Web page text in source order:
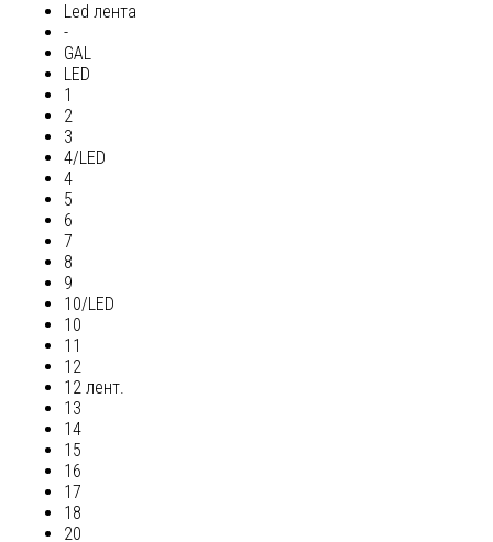
Led лента
-
GAL
LED
1
2
3
4/LED
4
5
6
7
8
9
10/LED
10
11
12
12 лент.
13
14
15
16
17
18
20